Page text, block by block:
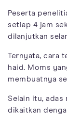
Peserta
setiap 4 jam
dilanjutkan
Ternyata, cara
haid. Moms
membuatnya
Selain itu,
dikaitkan